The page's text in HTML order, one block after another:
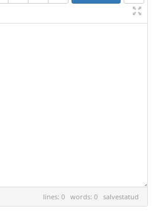
lines: 0 words: 0 salvestatud